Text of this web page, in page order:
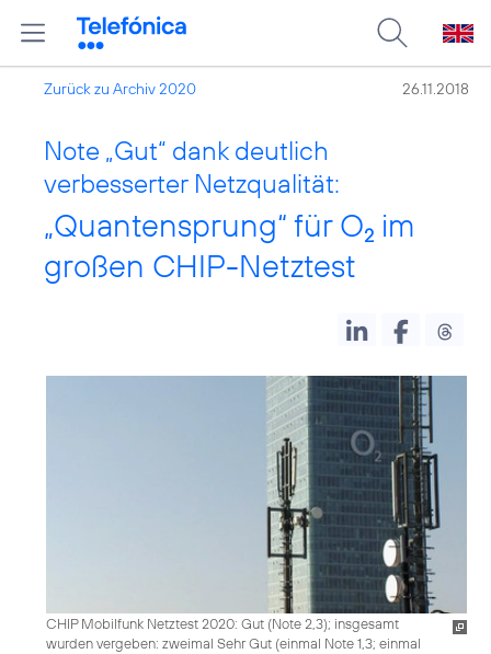
Zurück zu Archiv 2020 26.11.2018
Note „Gut“ dank deutlich
verbesserter Netzqualität:
„Quantensprung“ für O2 im
großen CHIP-Netztest
CHIP Mobilfunk Netztest 2020: Gut (Note 2,3); insgesamt
wurden vergeben: zweimal Sehr Gut (einmal Note 1,3; einmal